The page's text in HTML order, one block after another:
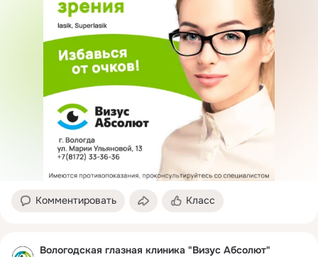
Комментировать Класс
Вологодская глазная клиника "Визус Абсолют"